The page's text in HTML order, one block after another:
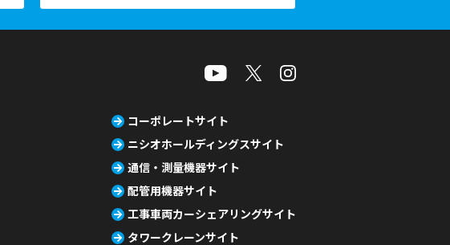
コーポレートサイト
ニシオホールディングスサイト
通信・測量機器サイト
配管用機器サイト
工事車両カーシェアリングサイト
タワークレーンサイト